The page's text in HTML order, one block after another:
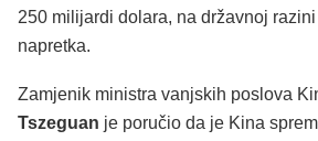
250 milijardi dolara, na državnoj
napretka.
Zamjenik ministra vanjskih poslova
Tszeguan je poručio da je Kina